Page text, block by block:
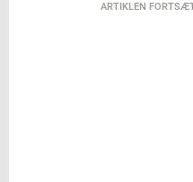
ARTIKLEN